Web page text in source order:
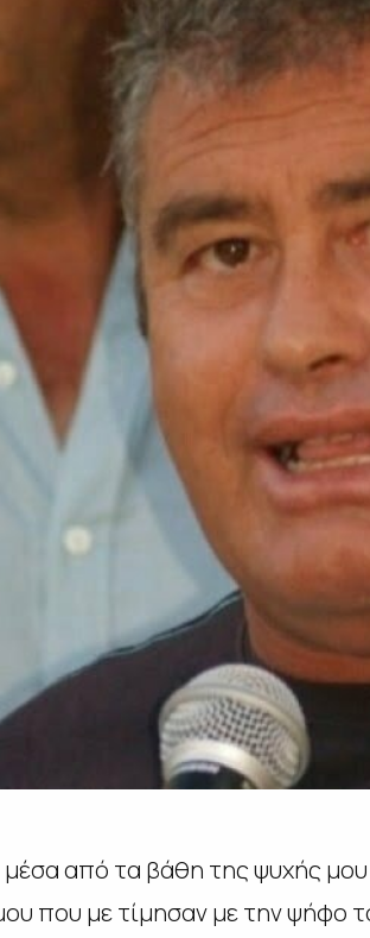
από τα βάθη της ψυχής μου
που με τίμησαν με την ψήφο